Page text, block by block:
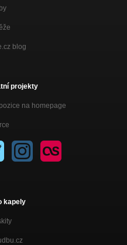
blog
projekty
na homepage
kapely